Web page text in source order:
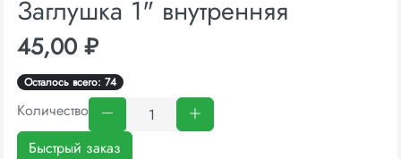
Заглушка 1" внутренняя
45,00 ₽
Осталось всего: 74
Количество
Быстрый заказ